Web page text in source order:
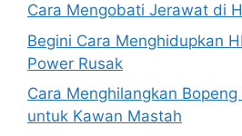
Cara Mengobati Jerawat di
Begini Cara Menghidupkan
Power Rusak
Cara Menghilangkan
untuk Kawan Mastah